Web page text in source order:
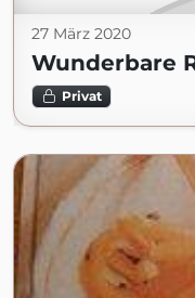
27 März 2020
Wunderbare
Privat